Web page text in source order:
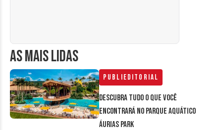
AS MAIS LIDAS
Publieditorial
Descubra tudo o que você
encontrará no parque aquático
Áurias Park